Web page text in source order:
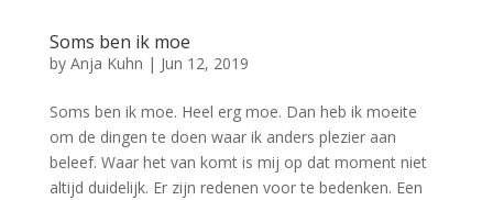
Soms ben ik moe
by Anja Kuhn | Jun 12, 2019
Soms ben ik moe. Heel erg moe. Dan heb ik moeite
om de dingen te doen waar ik anders plezier aan
beleef. Waar het van komt is mij op dat moment niet
altijd duidelijk. Er zijn redenen voor te bedenken. Een